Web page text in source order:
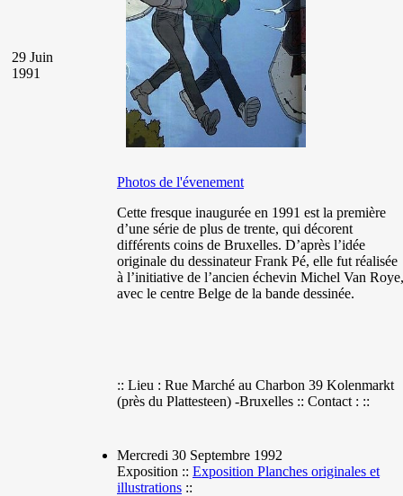
29 Juin
1991
Photos de l'évenement
Cette fresque inaugurée en 1991 est la première
d’une série de plus de trente, qui décorent
différents coins de Bruxelles. D’après l’idée
originale du dessinateur Frank Pé, elle fut réalisée
à l’initiative de l’ancien échevin Michel Van Roye,
avec le centre Belge de la bande dessinée.
:: Lieu : Rue Marché au Charbon 39 Kolenmarkt
(près du Plattesteen) -Bruxelles :: Contact : ::
Mercredi 30 Septembre 1992
Exposition :: Exposition Planches originales et
illustrations ::